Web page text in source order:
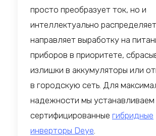
просто преобразует ток, но и
интеллектуально
направляет выработку на
приборов в приоритете,
излишки в аккумуляторы или
в городскую сеть. Для
надежности мы устанавливаем
сертифицированные гибридные
инверторы Deye